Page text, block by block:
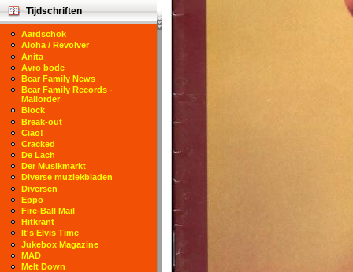
Tijdschriften
Aardschok
Aloha / Revolver
Anita
Avro bode
Bear Family News
Bear Family Records -
Mailorder
Block
Break-out
Ciao!
Cracked
De Lach
Der Musikmarkt
Diverse muziekbladen
Diversen
Eppo
Fire-Ball Mail
Hitkrant
It's Elvis Time
Jukebox Magazine
MAD
Melt Down